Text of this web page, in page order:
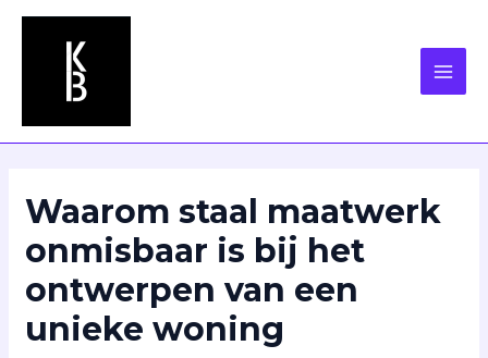
Waarom staal maatwerk
onmisbaar is bij het
ontwerpen van een
unieke woning
Bericht
navigatie